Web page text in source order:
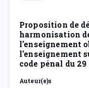
Proposition de
harmonisation
l'enseignement
l'enseignement
code pénal du
Auteur(e)s